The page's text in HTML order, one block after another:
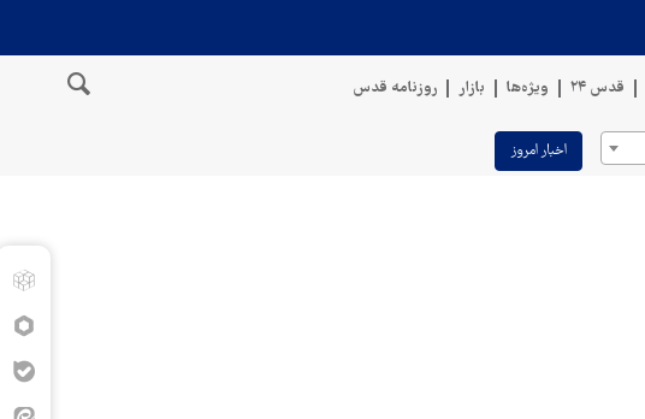
قدس ۲۴ ویژه‌ها بازار روزنامه قدس
اخبار امروز